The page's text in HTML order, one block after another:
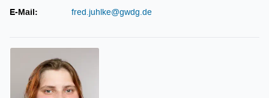
E-Mail: fred.juhlke@gwdg.de